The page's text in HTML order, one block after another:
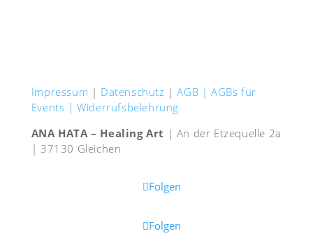
Impressum | Datenschutz |AGB |AGBs für
Events |Widerrufsbelehrung
ANA HATA – Healing Art | An der Etzequelle 2a
| 37130 Gleichen
Folgen
Folgen